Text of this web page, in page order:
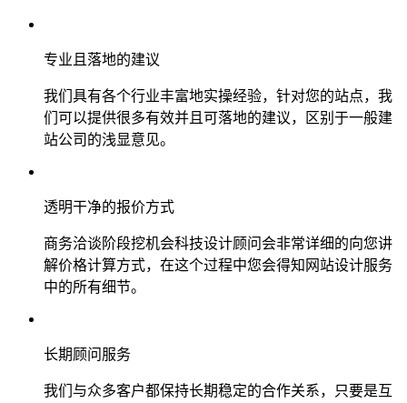
专业且落地的建议
我们具有各个行业丰富地实操经验，针对您的站点，我
们可以提供很多有效并且可落地的建议，区别于一般建
站公司的浅显意见。
透明干净的报价方式
商务洽谈阶段挖机会科技设计顾问会非常详细的向您讲
解价格计算方式，在这个过程中您会得知网站设计服务
中的所有细节。
长期顾问服务
我们与众多客户都保持长期稳定的合作关系，只要是互